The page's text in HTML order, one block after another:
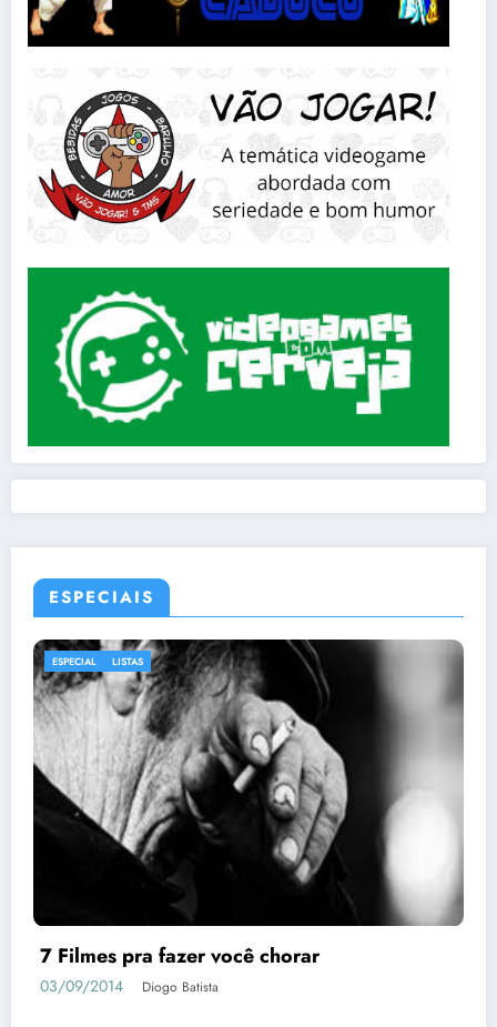
ESPECIAIS
ESPECIAL LISTAS
7 Filmes pra fazer você chorar
03/09/2014 Diogo Batista